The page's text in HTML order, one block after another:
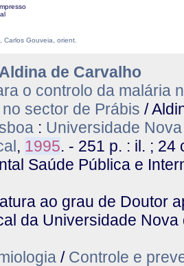
Carlos Gouveia, orient.
de Carvalho
o controlo da malária
sector de Prábis /
: Universidade
, 1995. - 251 p. : il. ; 24
Saúde Pública e
ao grau de Doutor
da Universidade Nova
/ Controle e